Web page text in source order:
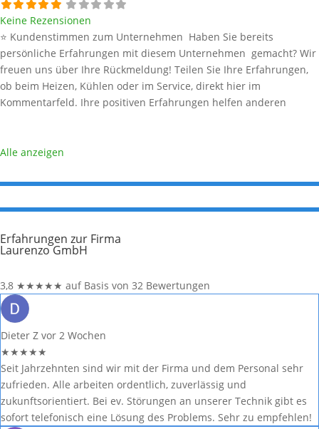
Keine Rezensionen
⭐ Kundenstimmen zum Unternehmen Haben Sie bereits
persönliche Erfahrungen mit diesem Unternehmen gemacht? Wir
freuen uns über Ihre Rückmeldung! Teilen Sie Ihre Erfahrungen,
ob beim Heizen, Kühlen oder im Service, direkt hier im
Kommentarfeld. Ihre positiven Erfahrungen helfen anderen
und bleibenWeiterlesen …
Alle anzeigen
Erfahrungen zur Firma
Laurenzo GmbH
3,8 ★★★★★ auf Basis von 32 Bewertungen
Dieter Z vor 2 Wochen
★★★★★
Seit Jahrzehnten sind wir mit der Firma und dem Personal sehr
zufrieden. Alle arbeiten ordentlich, zuverlässig und
zukunftsorientiert. Bei ev. Störungen an unserer Technik gibt es
sofort telefonisch eine Lösung des Problems. Sehr zu empfehlen!